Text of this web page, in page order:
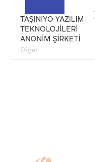
TAŞINIYO YAZILIM
TEKNOLOJİLERİ
ANONİM ŞİRKETİ
Diğer